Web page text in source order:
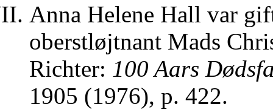
Anna Helene Hall var
oberstløjtnant Mads
Richter: 100 Aars
1905 (1976), p. 422.